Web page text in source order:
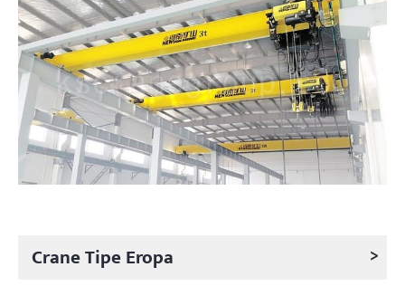
Crane Tipe Eropa >